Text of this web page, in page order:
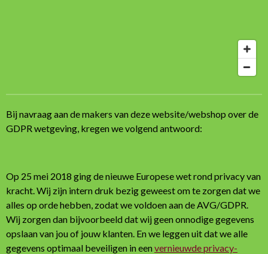
Bij navraag aan de makers van deze website/webshop over de
GDPR wetgeving, kregen we volgend antwoord:
Op 25 mei 2018 ging de nieuwe Europese wet rond privacy van
kracht. Wij zijn intern druk bezig geweest om te zorgen dat we
alles op orde hebben, zodat we voldoen aan de AVG/GDPR.
Wij zorgen dan bijvoorbeeld dat wij geen onnodige gegevens
opslaan van jou of jouw klanten. En we leggen uit dat we alle
gegevens optimaal beveiligen in eenvernieuwde privacy-